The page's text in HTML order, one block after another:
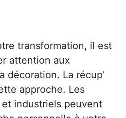
transformation, il est
attention aux
décoration. La récup’
approche. Les
industriels peuvent